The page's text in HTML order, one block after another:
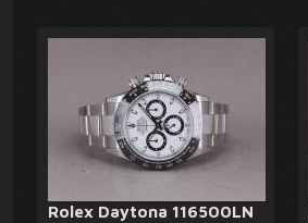
Rolex Daytona 116500LN